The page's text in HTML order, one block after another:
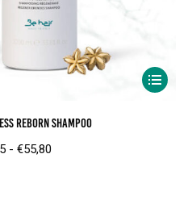
Dit
Reborn Shampoo
- €55,80